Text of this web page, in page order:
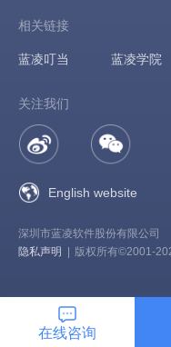
相关链接
蓝凌叮当 蓝凌学院
关注我们
English website
深圳市蓝凌软件股份有限公司
隐私声明
版权所有©2001-
在线咨询